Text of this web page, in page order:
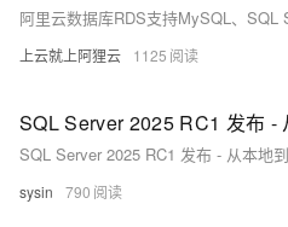
上云就上阿狸云 1125
sysin 790